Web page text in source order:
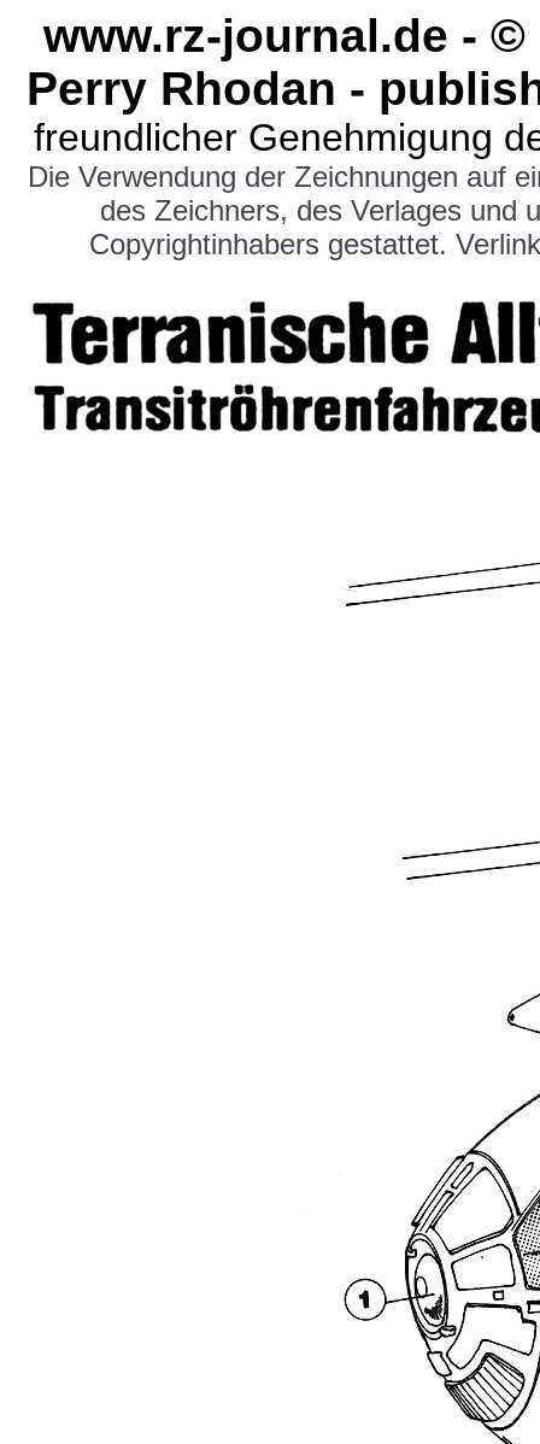
www.rz-journal.de -
Perry Rhodan -
freundlicher Genehmigung
Die Verwendung der Zeichnungen auf
des Zeichners, des Verlages und
Copyrightinhabers gestattet.